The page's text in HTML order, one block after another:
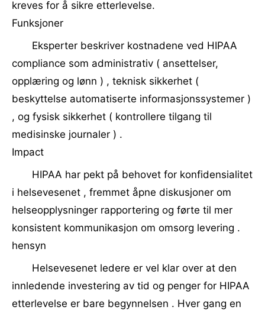
kreves for å sikre etterlevelse.
Funksjoner
Eksperter beskriver kostnadene ved HIPAA
compliance som administrativ ( ansettelser,
opplæring og lønn ) , teknisk sikkerhet (
beskyttelse automatiserte informasjonssystemer )
, og fysisk sikkerhet ( kontrollere tilgang til
medisinske journaler ) .
Impact
HIPAA har pekt på behovet for konfidensialitet
i helsevesenet , fremmet åpne diskusjoner om
helseopplysninger rapportering og førte til mer
konsistent kommunikasjon om omsorg levering .
hensyn
Helsevesenet ledere er vel klar over at den
innledende investering av tid og penger for HIPAA
etterlevelse er bare begynnelsen . Hver gang en